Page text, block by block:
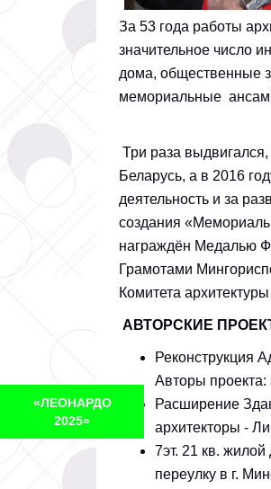
«ЛЕОНАРДО
2025»
За 53 года работы
значительное число
дома, общественные
Три раза
Беларусь, а в 2016
деятельность и за
создания
награждён Медалью
Грамотами
Комитета
АВТОРСКИЕ
Реконструкция
Авторы
Расширение
архитекторы -
7эт. 21 кв.
переулку в г.